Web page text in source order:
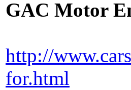
GAC Motor
http://
for.html